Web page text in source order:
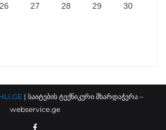
26 27 28 29 30
| საიტების ტექნიკური მხარდაჭერა –
webservice.ge